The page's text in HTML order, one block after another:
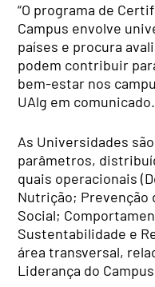
“O programa de
Campus envolve
países e procura
podem contribuir
bem-estar nos
UAlg em comunicado.
As Universidades
parâmetros,
quais operacionais
Nutrição; Prevenção
Social;
Sustentabilidade e
área transversal,
Liderança do